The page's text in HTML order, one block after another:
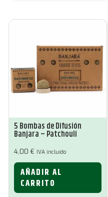
5 Bombas de Difusión
Banjara – Patchouli
4,00 € IVA incluido
AÑADIR AL
CARRITO